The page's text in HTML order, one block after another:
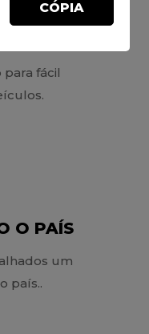
para fácil
O PAÍS
um
país..
CÓPIA